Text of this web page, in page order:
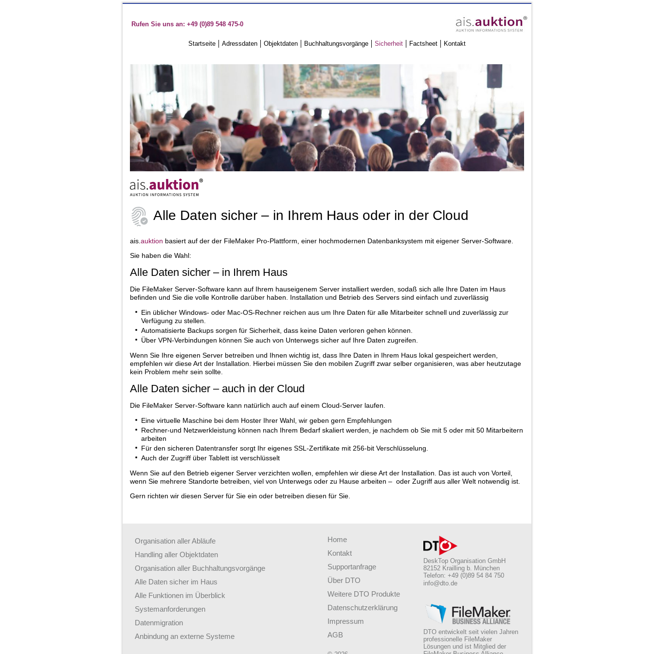
Rufen Sie uns an: +49 (0)89 548 475-0
Startseite Adressdaten Objektdaten Buchhaltungsvorgänge Sicherheit Factsheet Kontakt
Alle Daten sicher – in Ihrem Haus oder in der Cloud
ais. auktion basiert auf der der FileMaker Pro-Plattform , einer hochmodernen Datenbanksystem mit eigener Server-Software.
Sie haben die Wahl:
Alle Daten sicher – in Ihrem Haus
Die FileMaker Server-Software kann auf Ihrem hauseigenem Server installiert werden, sodaß sich alle Ihre Daten im Haus
befinden und Sie die volle Kontrolle darüber haben. Installation und Betrieb des Servers sind einfach und zuverlässig
Ein üblicher Windows- oder Mac-OS-Rechner reichen aus um Ihre Daten für alle Mitarbeiter schnell und zuverlässig zur
Verfügung zu stellen.
Automatisierte Backups sorgen für Sicherheit, dass keine Daten verloren gehen können.
Über VPN-Verbindungen können Sie auch von Unterwegs sicher auf Ihre Daten zugreifen.
Wenn Sie Ihre eigenen Server betreiben und Ihnen wichtig ist, dass Ihre Daten in Ihrem Haus lokal gespeichert werden,
empfehlen wir diese Art der Installation. Hierbei müssen Sie den mobilen Zugriff zwar selber organisieren, was aber heutzutage
kein Problem mehr sein sollte.
Alle Daten sicher – auch in der Cloud
Die FileMaker Server-Software kann natürlich auch auf einem Cloud-Server laufen.
Eine virtuelle Maschine bei dem Hoster Ihrer Wahl, wir geben gern Empfehlungen
Rechner-und Netzwerkleistung können nach Ihrem Bedarf skaliert werden, je nachdem ob Sie mit 5 oder mit 50 Mitarbeitern
arbeiten
Für den sicheren Datentransfer sorgt Ihr eigenes SSL-Zertifikate mit 256-bit Verschlüsselung.
Auch der Zugriff über Tablett ist verschlüsselt
Wenn Sie auf den Betrieb eigener Server verzichten wollen, empfehlen wir diese Art der Installation. Das ist auch von Vorteil,
wenn Sie mehrere Standorte betreiben, viel von Unterwegs oder zu Hause arbeiten – oder Zugriff aus aller Welt notwendig ist.
Gern richten wir diesen Server für Sie ein oder betreiben diesen für Sie.
Organisation aller Abläufe
Handling aller Objektdaten
Organisation aller Buchhaltungsvorgänge
Alle Daten sicher im Haus
Alle Funktionen im Überblick
Systemanforderungen
Datenmigration
Anbindung an externe Systeme
Home
Kontakt
Supportanfrage
Über DTO
Weitere DTO Produkte
Datenschutzerklärung
Impressum
AGB
DeskTop Organisation GmbH
82152 Krailling b. München
Telefon: +49 (0)89 54 84 750
info@dto.de
DTO entwickelt seit vielen Jahren
professionelle FileMaker
Lösungen und ist Mitglied der